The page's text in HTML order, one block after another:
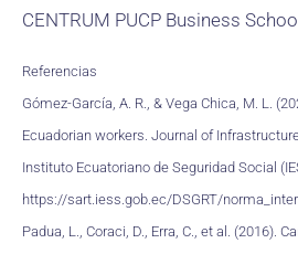
CENTRUM PUCP Business
Referencias
Gómez-García, A. R., & Vega Chica, M. L.
Ecuadorian workers. Journal of
Instituto Ecuatoriano de Seguridad Social
https://sart.iess.gob.ec/DSGRT/
Padua, L., Coraci, D., Erra, C., et al.